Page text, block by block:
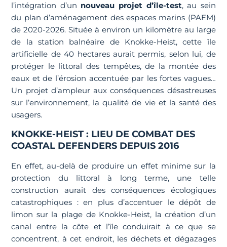
l’intégration d’un nouveau projet d’île-test, au sein
du plan d’aménagement des espaces marins (PAEM)
de 2020-2026. Située à environ un kilomètre au large
de la station balnéaire de Knokke-Heist, cette île
artificielle de 40 hectares aurait permis, selon lui, de
protéger le littoral des tempêtes, de la montée des
eaux et de l’érosion accentuée par les fortes vagues…
Un projet d’ampleur aux conséquences désastreuses
sur l’environnement, la qualité de vie et la santé des
usagers.
KNOKKE-HEIST : LIEU DE COMBAT DES
COASTAL DEFENDERS DEPUIS 2016
En effet, au-delà de produire un effet minime sur la
protection du littoral à long terme, une telle
construction aurait des conséquences écologiques
catastrophiques : en plus d’accentuer le dépôt de
limon sur la plage de Knokke-Heist, la création d’un
canal entre la côte et l’île conduirait à ce que se
concentrent, à cet endroit, les déchets et dégazages